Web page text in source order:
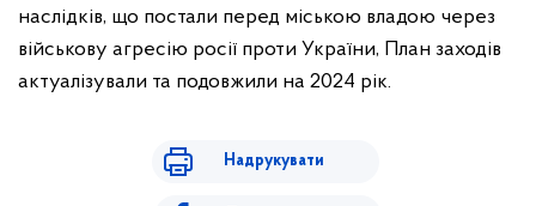
наслідків, що постали перед міською владою через
військову агресію росії проти України, План заходів
актуалізували та подовжили на 2024 рік.
Надрукувати